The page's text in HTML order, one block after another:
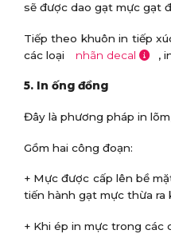
sẽ được dao gạt mực gạt
Tiếp theo khuôn in tiếp
các loại
nhãn decal ,
5. In ống đồng
Đây là phương pháp in
Gồm hai công đoạn:
+ Mực được cấp lên bề
tiến hành gạt mực thừa ra
+ Khi ép in mực trong các